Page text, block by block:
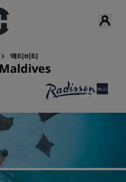
액티비티